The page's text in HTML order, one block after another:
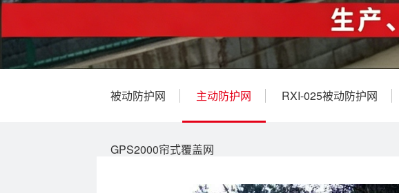
被动防护网 主动防护网 RXI-025被动防护网
GPS2000帘式覆盖网